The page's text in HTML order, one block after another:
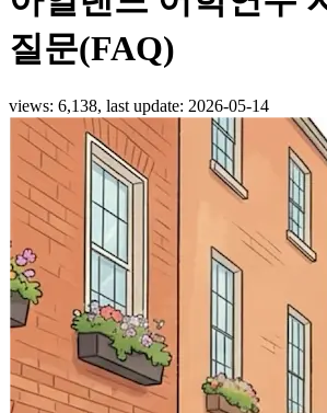
질문(FAQ)
views: 6,138, last update: 2026-05-14